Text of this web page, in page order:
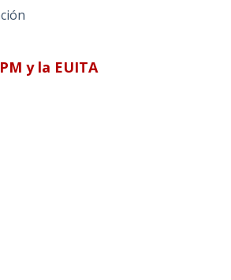
y la EUITA